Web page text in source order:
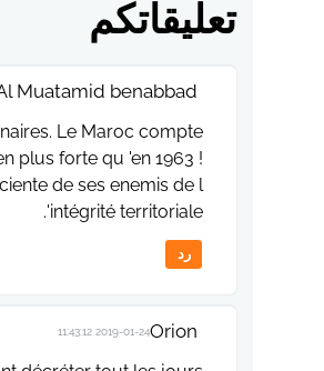
تعليقاتكم
Muatamid benabbad
Le Maroc compte
plus forte qu 'en 1963 !
de ses enemis de l
'intégrité territoriale.
رد
Orion
2019-01-24 11:43:12